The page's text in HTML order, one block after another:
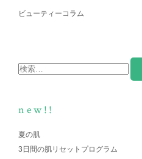
ビューティーコラム
new!!
夏の肌
3日間の肌リセットプログラム